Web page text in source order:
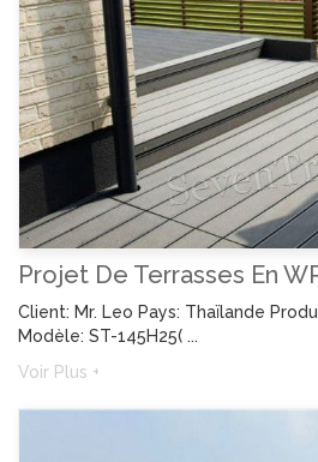
Projet De Terrasses En
Client: Mr. Leo Pays: Thaïlande
Modèle: ST-145H25( ...
Voir Plus +